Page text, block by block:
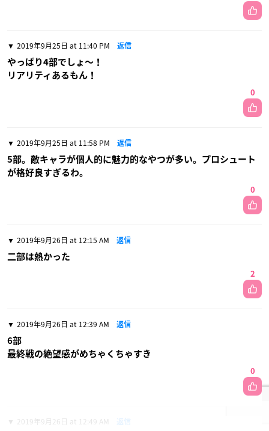
2019年9月25日 at 11:40 PM 返信
やっぱり4部でしょ〜！
リアリティあるもん！
0
2019年9月25日 at 11:58 PM 返信
5部。敵キャラが個人的に魅力的なやつが多い。プロシュート
が格好良すぎるわ。
0
2019年9月26日 at 12:15 AM 返信
二部は熱かった
2
2019年9月26日 at 12:39 AM 返信
6部
最終戦の絶望感がめちゃくちゃすき
0
2019年9月26日 at 12:49 AM 返信